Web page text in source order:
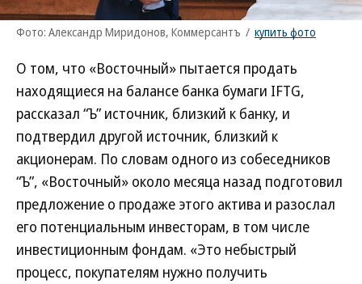
Фото: Александр Миридонов, Коммерсантъ / купить фото
О том, что «Восточный» пытается продать
находящиеся на балансе банка бумаги IFTG,
рассказал “Ъ” источник, близкий к банку, и
подтвердил другой источник, близкий к
акционерам. По словам одного из собеседников
“Ъ”, «Восточный» около месяца назад подготовил
предложение о продаже этого актива и разослал
его потенциальным инвесторам, в том числе
инвестиционным фондам. «Это небыстрый
процесс, покупателям нужно получить